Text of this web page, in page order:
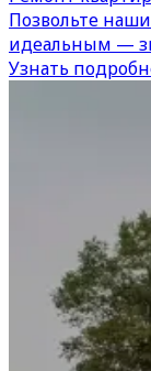
Позвольте
идеальным —
Узнать